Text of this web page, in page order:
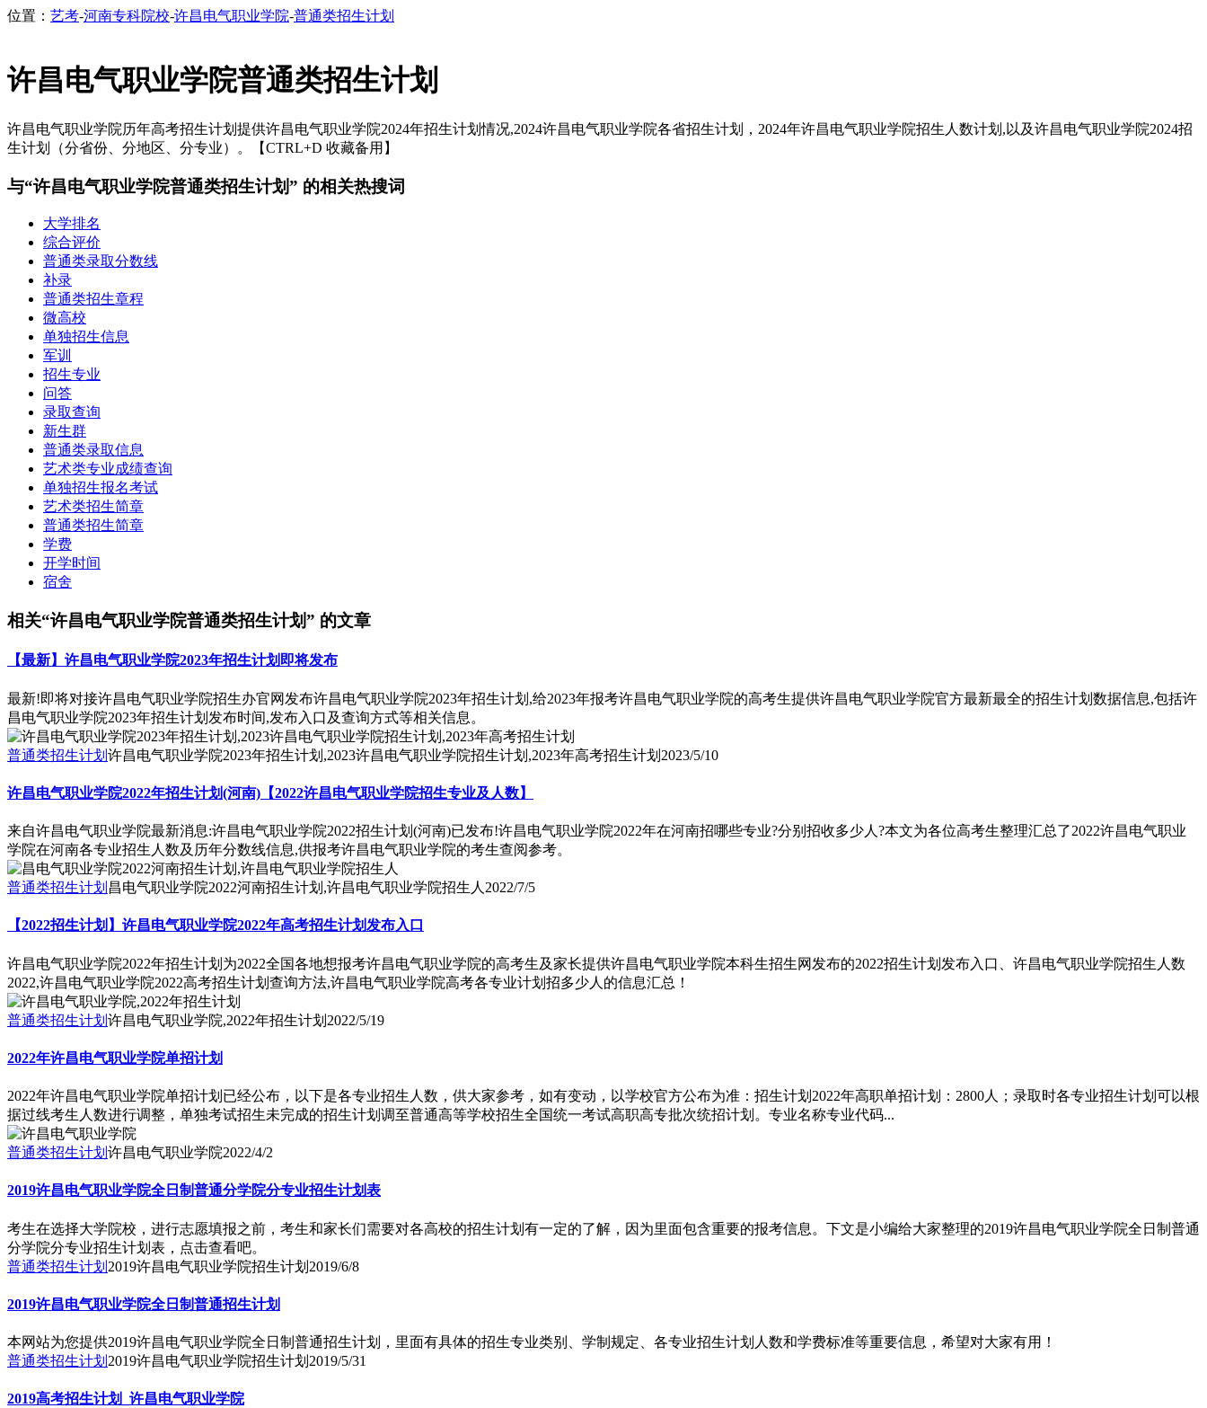
位置： 艺考-河南专科院校-许昌电气职业学院-普通类招生计划
许昌电气职业学院普通类招生计划
许昌电气职业学院历年高考招生计划提供许昌电气职业学院2024年招生计划情况,2024许昌电气职业学院各省招生计划，2024年许昌电气职业学院招生人数计划,以及许昌电气职业学院2024招
生计划（分省份、分地区、分专业）。【CTRL+D 收藏备用】
与“许昌电气职业学院普通类招生计划” 的相关热搜词
大学排名
综合评价
普通类录取分数线
补录
普通类招生章程
微高校
单独招生信息
军训
招生专业
问答
录取查询
新生群
普通类录取信息
艺术类专业成绩查询
单独招生报名考试
艺术类招生简章
普通类招生简章
学费
开学时间
宿舍
相关“许昌电气职业学院普通类招生计划” 的文章
【最新】许昌电气职业学院2023年招生计划即将发布
最新!即将对接许昌电气职业学院招生办官网发布许昌电气职业学院2023年招生计划,给2023年报考许昌电气职业学院的高考生提供许昌电气职业学院官方最新最全的招生计划数据信息,包括许
昌电气职业学院2023年招生计划发布时间,发布入口及查询方式等相关信息。
普通类招生计划 许昌电气职业学院2023年招生计划,2023许昌电气职业学院招生计划,2023年高考招生计划 2023/5/10
许昌电气职业学院2022年招生计划(河南)【2022许昌电气职业学院招生专业及人数】
来自许昌电气职业学院最新消息:许昌电气职业学院2022招生计划(河南)已发布!许昌电气职业学院2022年在河南招哪些专业?分别招收多少人?本文为各位高考生整理汇总了2022许昌电气职业
学院在河南各专业招生人数及历年分数线信息,供报考许昌电气职业学院的考生查阅参考。
普通类招生计划 昌电气职业学院2022河南招生计划,许昌电气职业学院招生人 2022/7/5
【2022招生计划】许昌电气职业学院2022年高考招生计划发布入口
许昌电气职业学院2022年招生计划为2022全国各地想报考许昌电气职业学院的高考生及家长提供许昌电气职业学院本科生招生网发布的2022招生计划发布入口、许昌电气职业学院招生人数
2022,许昌电气职业学院2022高考招生计划查询方法,许昌电气职业学院高考各专业计划招多少人的信息汇总！
普通类招生计划 许昌电气职业学院,2022年招生计划 2022/5/19
2022年许昌电气职业学院单招计划
2022年许昌电气职业学院单招计划已经公布，以下是各专业招生人数，供大家参考，如有变动，以学校官方公布为准：招生计划2022年高职单招计划：2800人；录取时各专业招生计划可以根
据过线考生人数进行调整，单独考试招生未完成的招生计划调至普通高等学校招生全国统一考试高职高专批次统招计划。专业名称专业代码...
普通类招生计划 许昌电气职业学院2022/4/2
2019许昌电气职业学院全日制普通分学院分专业招生计划表
考生在选择大学院校，进行志愿填报之前，考生和家长们需要对各高校的招生计划有一定的了解，因为里面包含重要的报考信息。下文是小编给大家整理的2019许昌电气职业学院全日制普通
分学院分专业招生计划表，点击查看吧。
普通类招生计划 2019许昌电气职业学院招生计划 2019/6/8
2019许昌电气职业学院全日制普通招生计划
本网站为您提供2019许昌电气职业学院全日制普通招生计划，里面有具体的招生专业类别、学制规定、各专业招生计划人数和学费标准等重要信息，希望对大家有用！
普通类招生计划 2019许昌电气职业学院招生计划 2019/5/31
2019高考招生计划_许昌电气职业学院